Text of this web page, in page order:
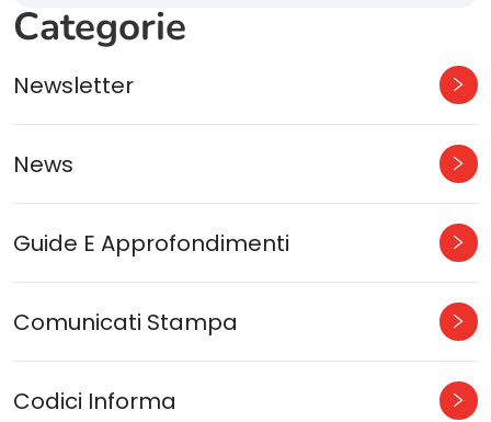
Categorie
Newsletter
News
Guide E Approfondimenti
Comunicati Stampa
Codici Informa